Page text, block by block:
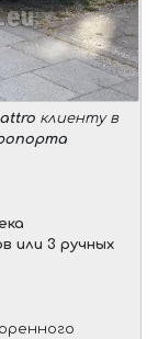
клиенту в
или 3 ручных